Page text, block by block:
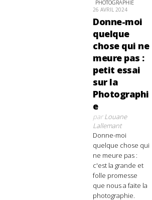
PHOTOGRAPHIE
26 AVRIL 2024
Donne-moi
quelque
chose qui ne
meure pas :
petit essai
sur la
Photographi
e
parLouane
Lallemant
Donne-moi
quelque chose qui
ne meure pas :
c'est la grande et
folle promesse
que nous a faite la
photographie.